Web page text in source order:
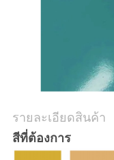
รายละเอียดสินค้า
สีที่ต้องการ